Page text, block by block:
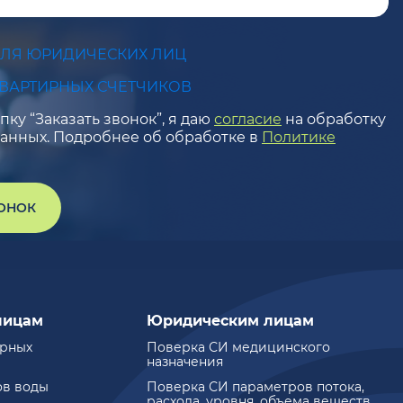
ЮРИДИЧЕСКИХ ЛИЦ
СЧЕТЧИКОВ
“Заказать звонок”, я даю согласие на обработку
Подробнее об обработке в Политике
воды
Юридическим лицам
Поверка СИ медицинского
назначения
Поверка СИ параметров потока,